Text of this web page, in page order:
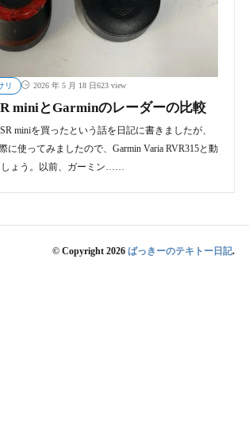
リ 2026 年 5 月 18 日623 view
miniとGarminのレーダーの比較
miniを買ったという話を日記に書きましたが、
に使ってみましたので、Garmin Varia RVR315と動
ょう。以前、ガーミン……
© Copyright 2026ばっきーのテキトー日記.